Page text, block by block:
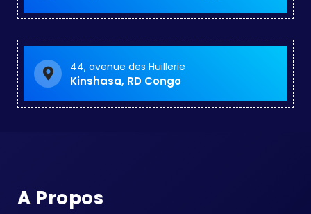
44, avenue des Huillerie
Kinshasa, RD Congo
A Propos